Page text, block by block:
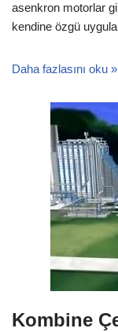
asenkron motorlar
kendine özgü
Daha fazlasını oku »
Kombine